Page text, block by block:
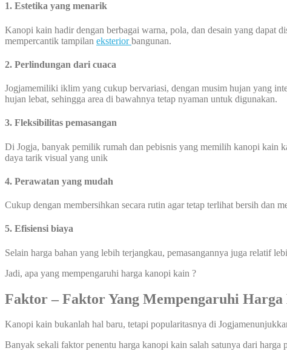
1. Estetika yang menarik
Kanopi kain hadir dengan berbagai warna, pola, dan desain yang dapat
mempercantik tampilan eksteriorbangunan.
2. Perlindungan dari cuaca
Jogjamemiliki iklim yang cukup bervariasi, dengan musim hujan yang
hujan lebat, sehingga area di bawahnya tetap nyaman untuk digunakan.
3. Fleksibilitas pemasangan
Di Jogja, banyak pemilik rumah dan pebisnis yang memilih kanopi kain
daya tarik visual yang unik
4. Perawatan yang mudah
Cukup dengan membersihkan secara rutin agar tetap terlihat bersih dan
5. Efisiensi biaya
Selain harga bahan yang lebih terjangkau, pemasangannya juga relatif
Jadi, apa yang mempengaruhi harga kanopi kain ?
Faktor – Faktor Yang Mempengaruhi
Kanopi kain bukanlah hal baru, tetapi popularitasnya di
Banyak sekali faktor penentu harga kanopi kain salah satunya dari